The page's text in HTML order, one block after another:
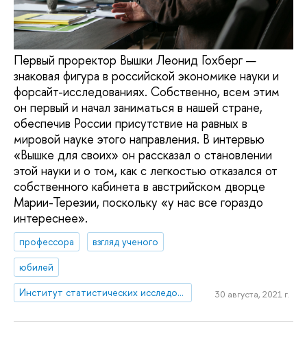
Первый проректор Вышки Леонид Гохберг —
знаковая фигура в российской экономике науки и
форсайт-исследованиях. Собственно, всем этим
он первый и начал заниматься в нашей стране,
обеспечив России присутствие на равных в
мировой науке этого направления. В интервью
«Вышке для своих» он рассказал о становлении
этой науки и о том, как с легкостью отказался от
собственного кабинета в австрийском дворце
Марии-Терезии, поскольку «у нас все гораздо
интереснее».
профессора
взгляд ученого
юбилей
Институт статистических исследований и экономики знаний
30 августа, 2021 г.